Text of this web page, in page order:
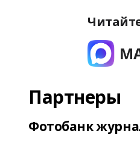
Партнеры
Фотобанк